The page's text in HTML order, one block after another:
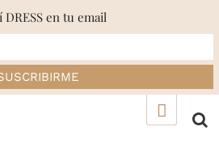
DRESS en tu email